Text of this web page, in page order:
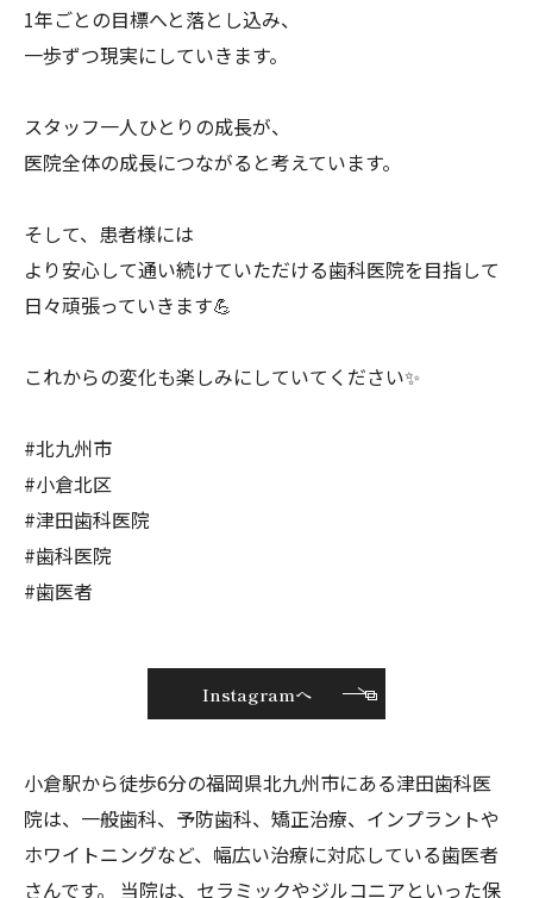
1年ごとの目標へと落とし込み、
一歩ずつ現実にしていきます。
スタッフ一人ひとりの成長が、
医院全体の成長につながると考えています。
そして、患者様には
より安心して通い続けていただける歯科医院を目指して
日々頑張っていきます💪
これからの変化も楽しみにしていてください✨
#北九州市
#小倉北区
#津田歯科医院
#歯科医院
#歯医者
Instagramへ
小倉駅から徒歩6分の福岡県北九州市にある津田歯科医
院は、一般歯科、予防歯科、矯正治療、インプラントや
ホワイトニングなど、幅広い治療に対応している歯医者
さんです。 当院は、セラミックやジルコニアといった保